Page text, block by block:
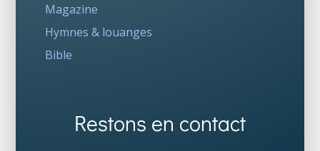
Magazine
Hymnes & louanges
Bible
Restons en contact